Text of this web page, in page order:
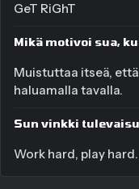
GeT RiGhT
Mikä motivoi sua,
Muistuttaa itseä,
haluamalla tavalla.
Sun vinkki
Work hard, play hard.